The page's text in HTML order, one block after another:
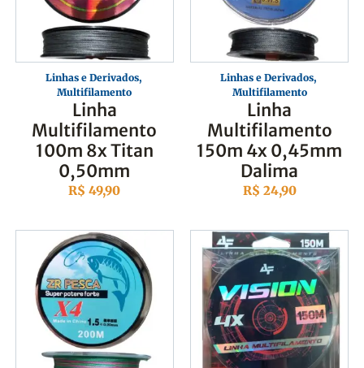
Linhas e Derivados,
Multifilamento
Linha
Multifilamento
100m 8x Titan
0,50mm
R$ 49,90
Linhas e Derivados,
Multifilamento
Linha
Multifilamento
150m 4x 0,45mm
Dalima
R$ 24,90